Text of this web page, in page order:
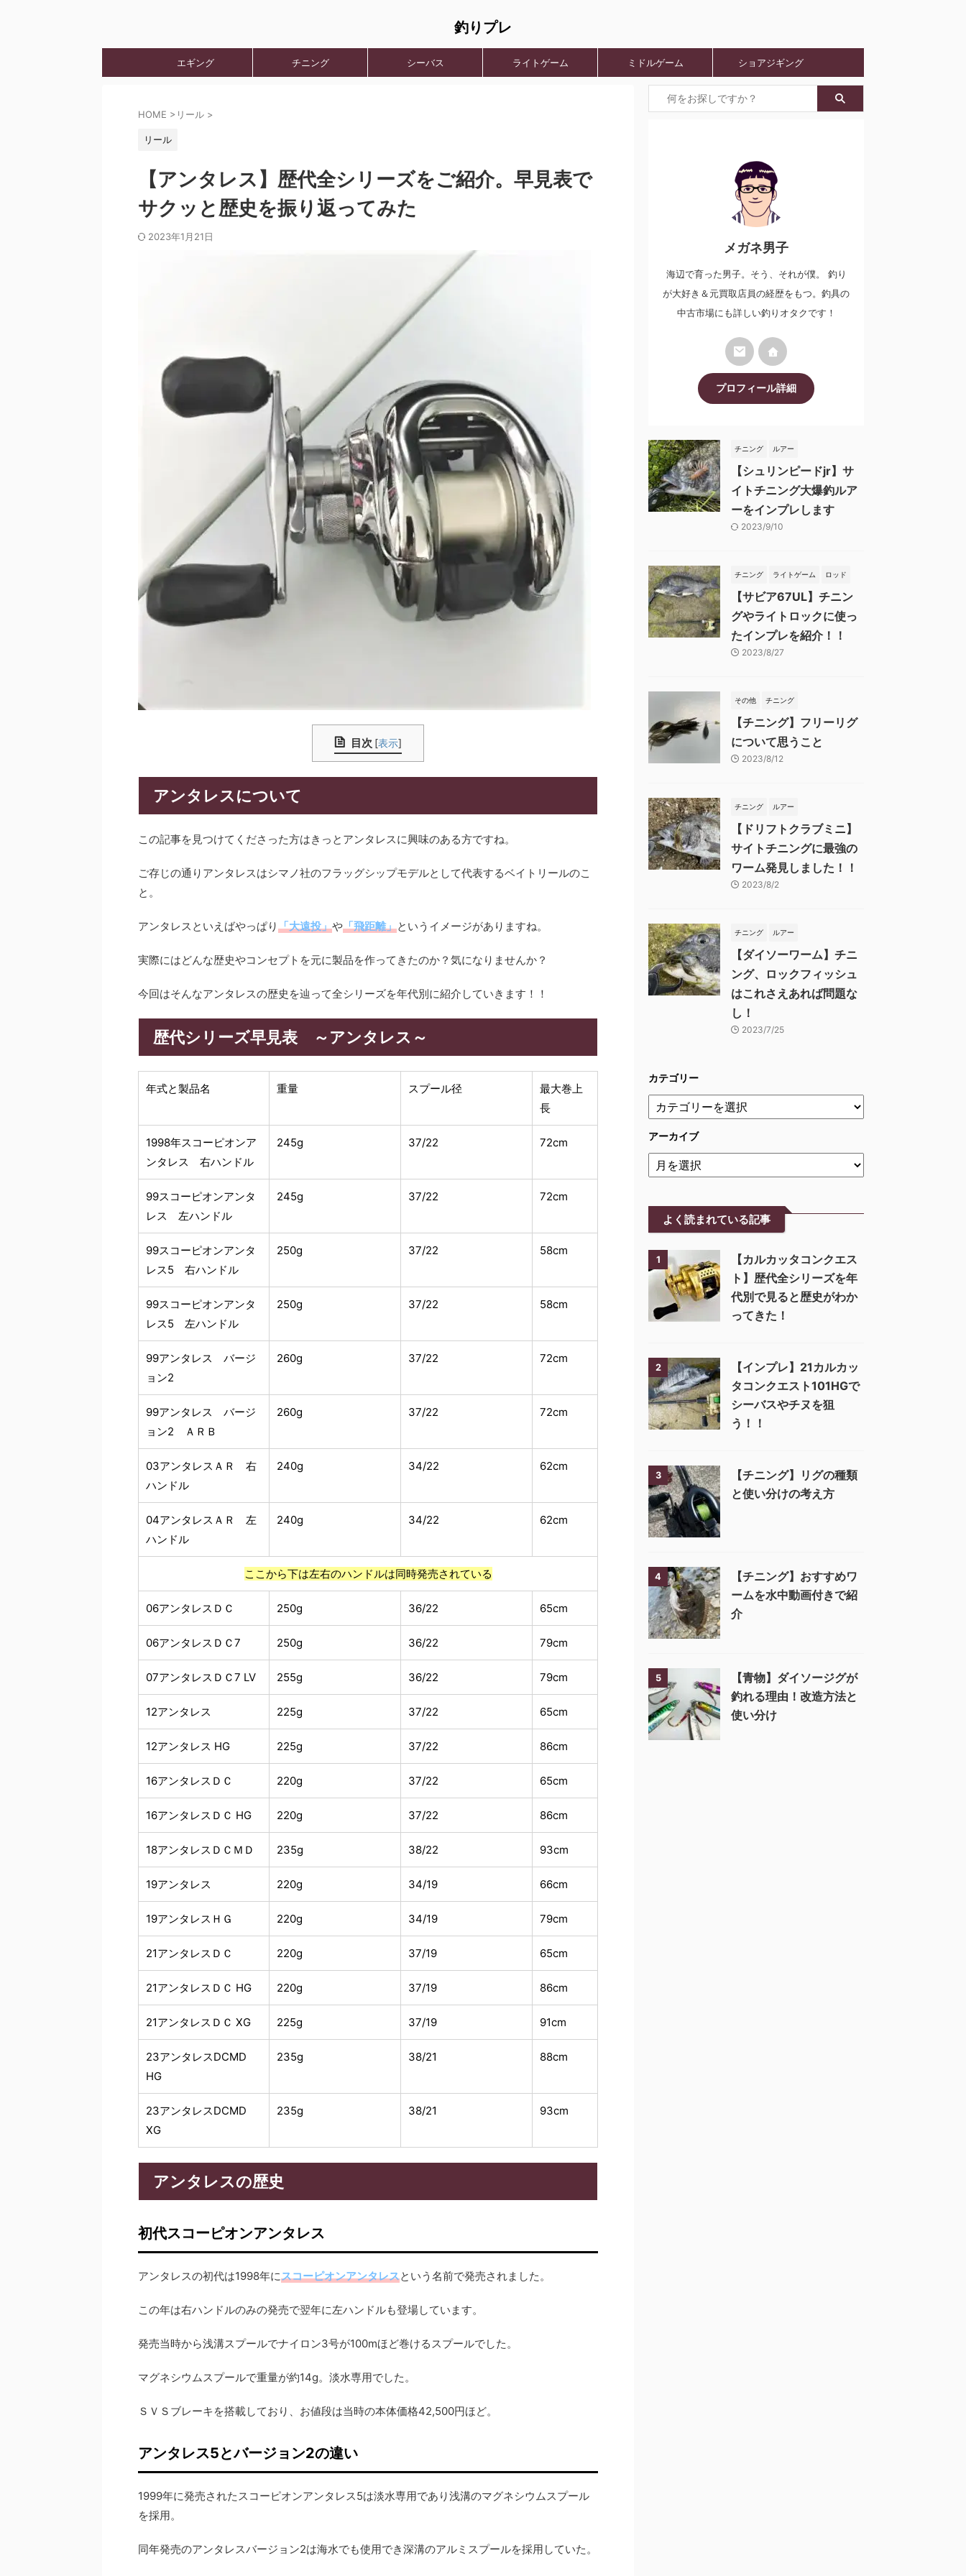
釣りプレ
エギング チニング シーバス ライトゲーム ミドルゲーム ショアジギング
HOME > リール >
リール
【アンタレス】歴代全シリーズをご紹介。早見表で
サクッと歴史を振り返ってみた
2023年1月21日
目次 [表示]
アンタレスについて
この記事を見つけてくださった方はきっとアンタレスに興味のある方ですね。
ご存じの通りアンタレスはシマノ社のフラッグシップモデルとして代表するベイトリールのこ
と。
アンタレスといえばやっぱり「大遠投」や「飛距離」というイメージがありますね。
実際にはどんな歴史やコンセプトを元に製品を作ってきたのか？気になりませんか？
今回はそんなアンタレスの歴史を辿って全シリーズを年代別に紹介していきます！！
歴代シリーズ早見表 ～アンタレス～
年式と製品名 重量 スプール径
最大巻上
長
1998年スコーピオンア
ンタレス 右ハンドル
245g 37/22 72cm
99スコーピオンアンタ
レス 左ハンドル
245g 37/22 72cm
99スコーピオンアンタ
レス5 右ハンドル
250g 37/22 58cm
99スコーピオンアンタ
レス5 左ハンドル
250g 37/22 58cm
99アンタレス バージ
ョン2
260g 37/22 72cm
99アンタレス バージ
ョン2 ＡＲＢ
260g 37/22 72cm
03アンタレスＡＲ 右
ハンドル
240g 34/22 62cm
04アンタレスＡＲ 左
ハンドル
240g 34/22 62cm
ここから下は左右のハンドルは同時発売されている
06アンタレスＤＣ 250g 36/22 65cm
06アンタレスＤＣ7 250g 36/22 79cm
07アンタレスＤＣ7 LV 255g 36/22 79cm
12アンタレス 225g 37/22 65cm
12アンタレス HG 225g 37/22 86cm
16アンタレスＤＣ 220g 37/22 65cm
16アンタレスＤＣ HG 220g 37/22 86cm
18アンタレスＤＣＭＤ 235g 38/22 93cm
19アンタレス 220g 34/19 66cm
19アンタレスＨＧ 220g 34/19 79cm
21アンタレスＤＣ 220g 37/19 65cm
21アンタレスＤＣ HG 220g 37/19 86cm
21アンタレスＤＣ XG 225g 37/19 91cm
23アンタレスDCMD
HG
235g 38/21 88cm
23アンタレスDCMD
XG
235g 38/21 93cm
アンタレスの歴史
初代スコーピオンアンタレス
アンタレスの初代は1998年にスコーピオンアンタレスという名前で発売されました。
この年は右ハンドルのみの発売で翌年に左ハンドルも登場しています。
発売当時から浅溝スプールでナイロン3号が100mほど巻けるスプールでした。
マグネシウムスプールで重量が約14g。淡水専用でした。
ＳＶＳブレーキを搭載しており、お値段は当時の本体価格42,500円ほど。
アンタレス5とバージョン2の違い
1999年に発売されたスコーピオンアンタレス5は淡水専用であり浅溝のマグネシウムスプール
を採用。
同年発売のアンタレスバージョン2は海水でも使用でき深溝のアルミスプールを採用していた。
メガネ男子
海辺で育った男子。そう、それが僕。 釣り
が大好き＆元買取店員の経歴をもつ。釣具の
中古市場にも詳しい釣りオタクです！
プロフィール詳細
チニング ルアー
【シュリンピードjr】サ
イトチニング大爆釣ルア
ーをインプレします
2023/9/10
チニング ライトゲーム ロッド
【サビア67UL】チニン
グやライトロックに使っ
たインプレを紹介！！
2023/8/27
その他 チニング
【チニング】フリーリグ
について思うこと
2023/8/12
チニング ルアー
【ドリフトクラブミニ】
サイトチニングに最強の
ワーム発見しました！！
2023/8/2
チニング ルアー
【ダイソーワーム】チニ
ング、ロックフィッシュ
はこれさえあれば問題な
し！
2023/7/25
カテゴリー
アーカイブ
よく読まれている記事
1
【カルカッタコンクエス
ト】歴代全シリーズを年
代別で見ると歴史がわか
ってきた！
2
【インプレ】21カルカッ
タコンクエスト101HGで
シーバスやチヌを狙
う！！
3
【チニング】リグの種類
と使い分けの考え方
4
【チニング】おすすめワ
ームを水中動画付きで紹
介
5
【青物】ダイソージグが
釣れる理由！改造方法と
使い分け